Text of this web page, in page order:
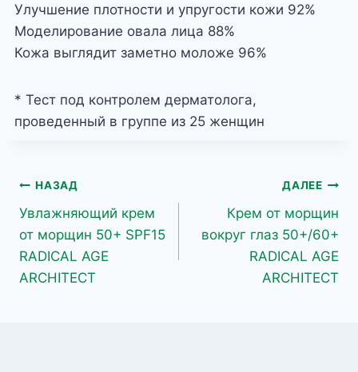
Улучшение плотности и упругости кожи 92%
Моделирование овала лица 88%
Кожа выглядит заметно моложе 96%
* Тест под контролем дерматолога,
проведенный в группе из 25 женщин
Навигация
по
записям
НАЗАД
Увлажняющий крем
от морщин 50+ SPF15
RADICAL AGE
ARCHITECT
ДАЛЕЕ
Крем от морщин
вокруг глаз 50+/60+
RADICAL AGE
ARCHITECT